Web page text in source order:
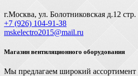
г.Москва, ул. Болотниковская д.12 стр.
+7 (926) 104-91-З8
mskelectro2015@mail.ru
Магазин вентиляционного оборудования
Мы предлагаем широкий ассортимент